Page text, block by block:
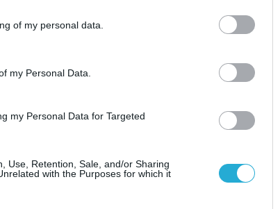
of my personal data.
my Personal Data.
my Personal Data for Targeted
Use, Retention, Sale, and/or Sharing
with the Purposes for which it